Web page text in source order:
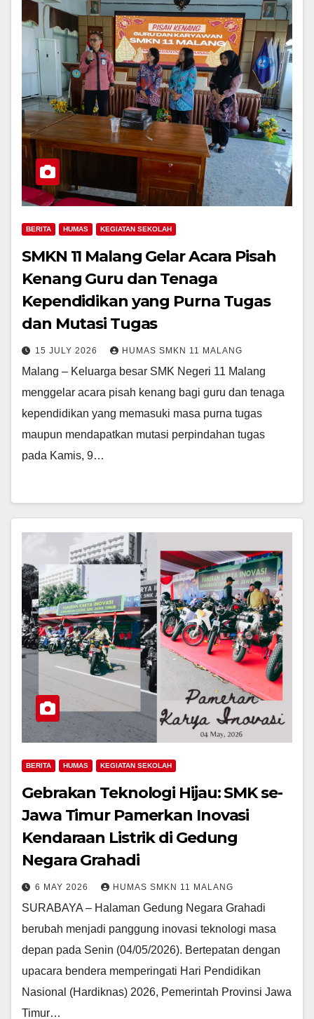
BERITA HUMAS KEGIATAN SEKOLAH
SMKN 11 Malang Gelar Acara Pisah
Kenang Guru dan Tenaga
Kependidikan yang Purna Tugas
dan Mutasi Tugas
15 JULY 2026 HUMAS SMKN 11 MALANG
Malang – Keluarga besar SMK Negeri 11 Malang
menggelar acara pisah kenang bagi guru dan tenaga
kependidikan yang memasuki masa purna tugas
maupun mendapatkan mutasi perpindahan tugas
pada Kamis, 9…
BERITA HUMAS KEGIATAN SEKOLAH
Gebrakan Teknologi Hijau: SMK se-
Jawa Timur Pamerkan Inovasi
Kendaraan Listrik di Gedung
Negara Grahadi
6 MAY 2026 HUMAS SMKN 11 MALANG
SURABAYA – Halaman Gedung Negara Grahadi
berubah menjadi panggung inovasi teknologi masa
depan pada Senin (04/05/2026). Bertepatan dengan
upacara bendera memperingati Hari Pendidikan
Nasional (Hardiknas) 2026, Pemerintah Provinsi Jawa
Timur…